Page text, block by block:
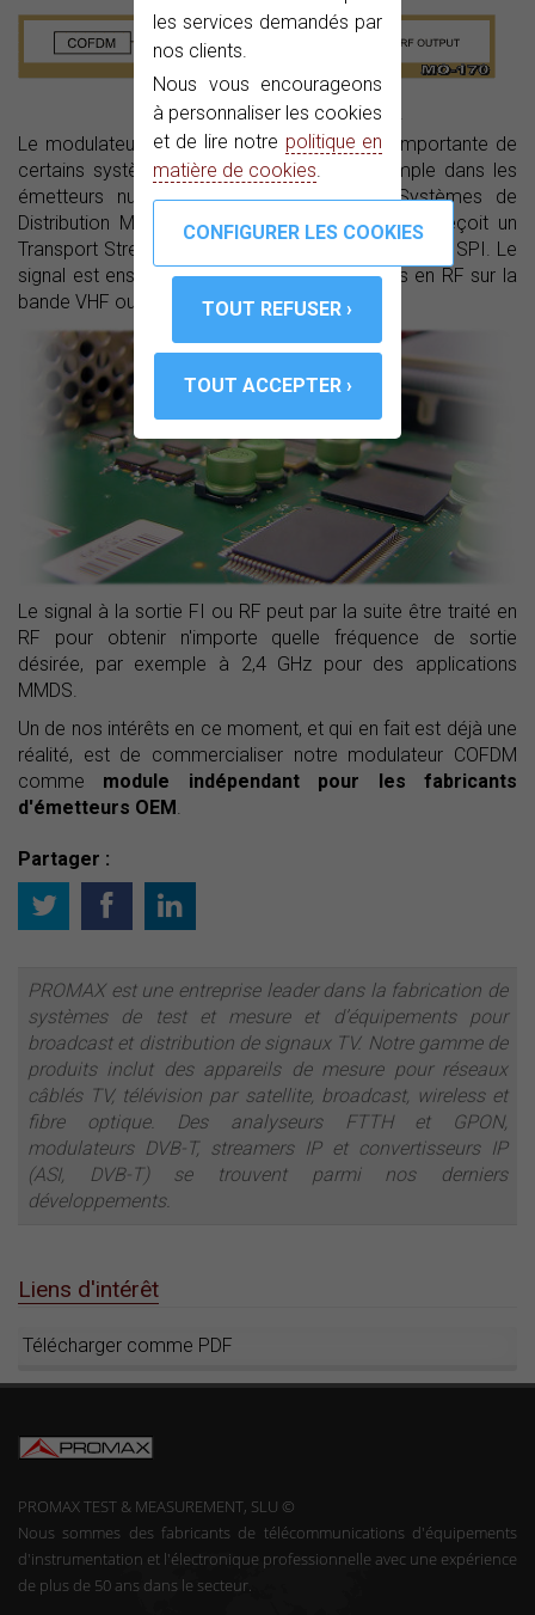
les services demandés par
nos clients.
Nous vous encourageons
à personnaliser les cookies
et de lire notre politique en
matière de cookies.
Le modulateur COFDM peut être une partie importante de
certains systèmes RF. C'est le cas par exemple dans les
émetteurs numériques modernes MMDS (Systèmes de
Distribution Micro-onde Multipoint ). Le MO-170 reçoit un
Transport Stream (TS) à travers son entrée ASI ou SPI. Le
signal est ensuite modulé en FI à 36MHz puis en RF sur la
bande VHF ou UHF.
Le signal à la sortie FI ou RF peut par la suite être traité en
RF pour obtenir n'importe quelle fréquence de sortie
désirée, par exemple à 2,4 GHz pour des applications
MMDS.
Un de nos intérêts en ce moment, et qui en fait est déjà une
réalité, est de commercialiser notre modulateur COFDM
comme module indépendant pour les fabricants
d'émetteurs OEM.
Partager :
PROMAX est une entreprise leader dans la fabrication de
systèmes de test et mesure et d’équipements pour
broadcast et distribution de signaux TV. Notre gamme de
produits inclut des appareils de mesure pour réseaux
câblés TV, télévision par satellite, broadcast, wireless et
fibre optique. Des analyseurs FTTH et GPON,
modulateurs DVB-T, streamers IP et convertisseurs IP
(ASI, DVB-T) se trouvent parmi nos derniers
développements.
Liens d'intérêt
Télécharger comme PDF
PROMAX TEST & MEASUREMENT, SLU ©
Nous sommes des fabricants de télécommunications d'équipements
d'instrumentation et l'électronique professionnelle avec une expérience
de plus de 50 ans dans le secteur.